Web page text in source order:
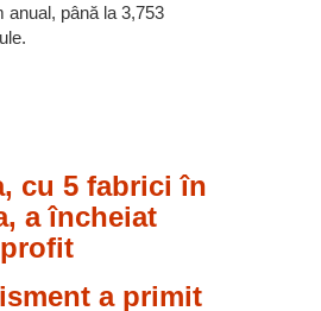
anual, până la 3,753
cu 5 fabrici în
a încheiat
a primit